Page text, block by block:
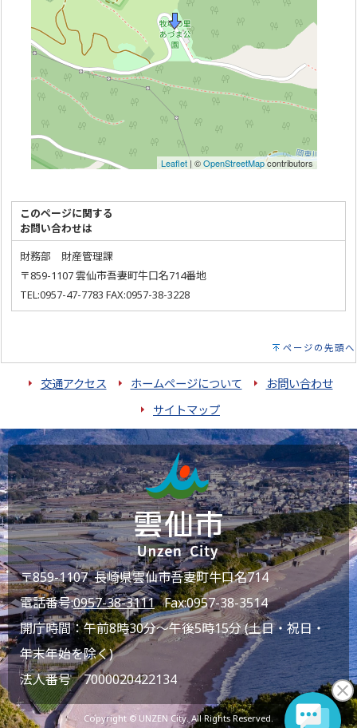
Leaflet | ©OpenStreetMapcontributors
このページに関する
お問い合わせは
財務部 財産管理課
〒859-1107 雲仙市吾妻町牛口名714番地
TEL:0957-47-7783 FAX:0957-38-3228
ページの先頭へ
交通アクセス ホームページについて
お問い合わせ
サイトマップ
〒859-1107 長崎県雲仙市吾妻町牛口名714
電話番号:0957-38-3111Fax:0957-38-3514
開庁時間：午前8時30分～午後5時15分 (土日・祝日・
年末年始を除く)
法人番号 7000020422134
Copyright © UNZEN City. All Rights Reserved.